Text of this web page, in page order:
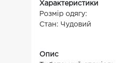
Характеристики
Розмір одягу:
Стан: Чудовий
Опис